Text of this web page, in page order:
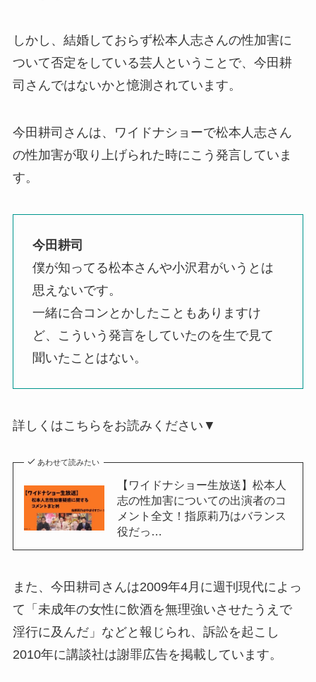
しかし、結婚しておらず松本人志さんの性加害に
ついて否定をしている芸人ということで、今田耕
司さんではないかと憶測されています。
今田耕司さんは、ワイドナショーで松本人志さん
の性加害が取り上げられた時にこう発言していま
す。
今田耕司
僕が知ってる松本さんや小沢君がいうとは
思えないです。
一緒に合コンとかしたこともありますけ
ど、こういう発言をしていたのを生で見て
聞いたことはない。
詳しくはこちらをお読みください▼
あわせて読みたい
【ワイドナショー生放送】松本人
志の性加害についての出演者のコ
メント全文！指原莉乃はバランス
役だっ…
また、今田耕司さんは2009年4月に週刊現代によっ
て「未成年の女性に飲酒を無理強いさせたうえで
淫行に及んだ」などと報じられ、訴訟を起こし
2010年に講談社は謝罪広告を掲載しています。